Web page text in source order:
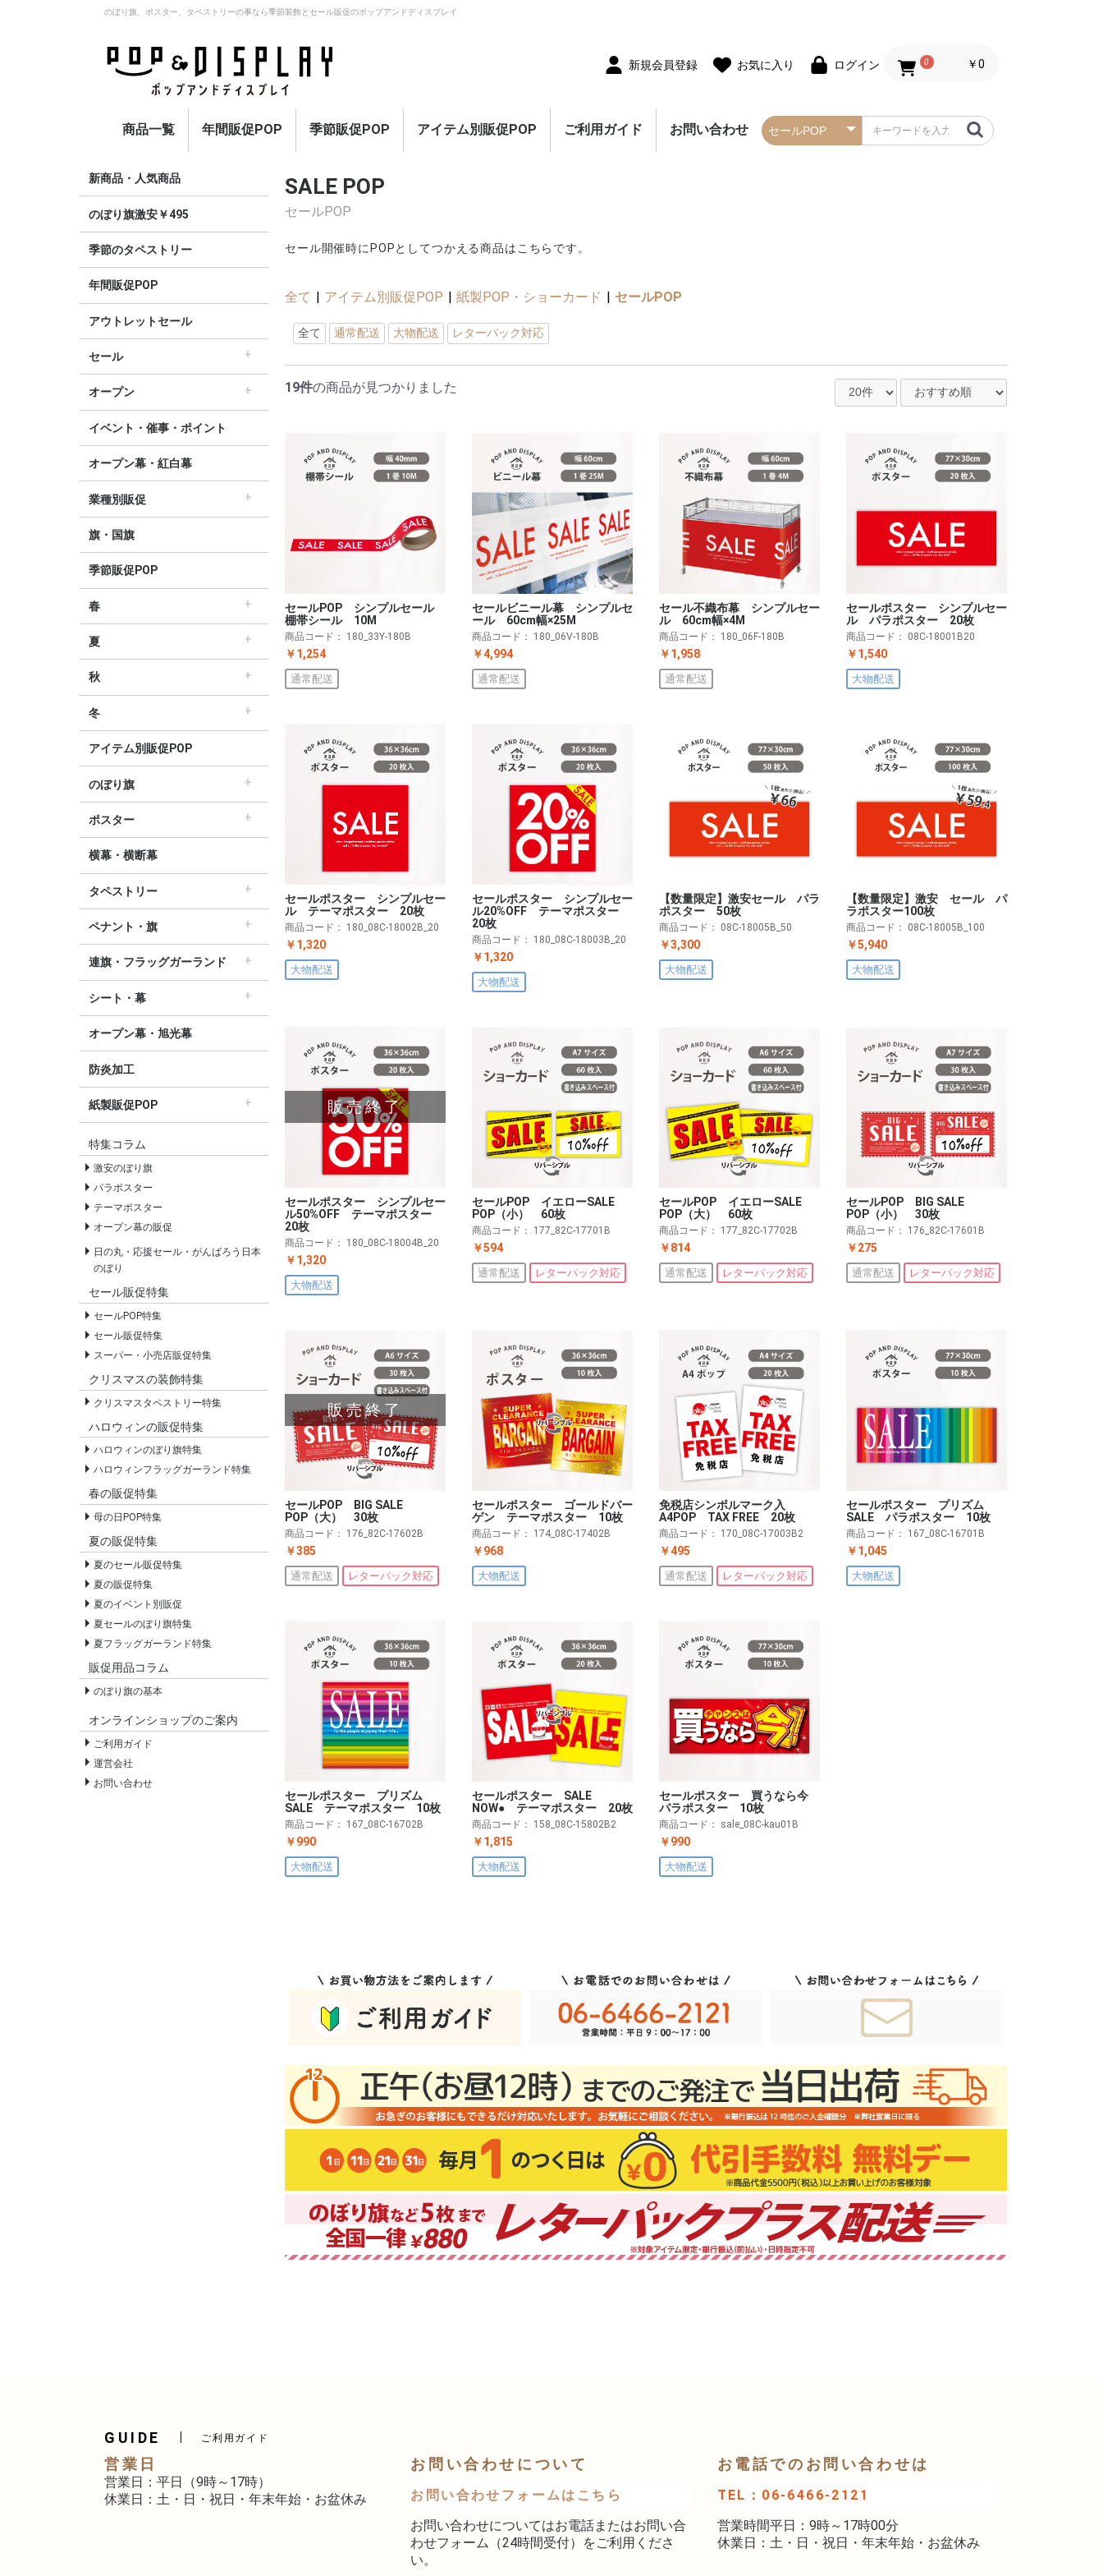
のぼり旗、ポスター、タペストリーの事なら季節装飾とセール販促のポップアンドディスプレイ
新規会員登録 お気に入り ログイン 0 ￥0
商品一覧 年間販促POP
ーズン販促
販促
季節販促POP アイテム別販促POP ご利用ガイド お問い合わせ
新商品・人気商品
のぼり旗激安￥495
季節のタペストリー
年間販促POP
アウトレットセール
セール
すべてのセール販促POP
セール・割引
∟セールのぼり旗
∟セールポスター
∟セールタペストリー
∟シンプルセール
∟プリズムセール
割引・値下げ・ＯＦＦ
創業祭・感謝祭・決算
閉店・売り尽くし
オープン
すべてのオープン販促POP
オープン・営業中
オープニングセール
リニューアルオープン
イベント・催事・ポイント
オープン幕・紅白幕
業種別販促
すべての業界別販促POP
レギュラー・オールシーズン販促
ホテル・宿泊販促
リサイクル・中古販売販促
ドラッグ薬局・薬局販促
理美容販促
飲食店販促
物販・小売店販促
不動産・車販促
旗・国旗
季節販促POP
春
すべての春の販促POP
春・スプリング
バレンタインデー・ホワイトデー
母の日・父の日
スプリングセール
夏
すべての夏の販促POP
夏・サマー
七夕
サマーセール
秋
すべての秋の販促POP
秋・オータム
ハロウィン
オータムセール
冬
すべての冬の販促POP
冬・ウィンター
クリスマス
歳末・お正月
ウィンターセール
アイテム別販促POP
のぼり旗
すべてののぼり旗
セールのぼり旗
レギュラーのぼり旗
ホテルのぼり旗
リサイクルのぼり旗
ドラッグ薬局のぼり旗
美容のぼり旗
物販のぼり旗
飲食のぼり旗
不動産・車のぼり旗
春のぼり旗
夏のぼり旗
秋のぼり旗
冬のぼり旗
ハロウィンのぼり旗
ポスター
すべてのポスター
パラポスター（横長）
テーマポスター（正方形）
変形ポスター
セールポスター
▽季節から選ぶ
∟春ポスター
∟夏ポスター
∟秋・ハロウィンポスター
∟冬・お正月・初売りポスター
∟クリスマスポスター
∟バレンタインポスター
横幕・横断幕
タペストリー
すべてのタペストリー
防炎加工タペストリー（90×180cm）
∟春タペストリー
∟夏タペストリー
∟秋・ハロウィンタペストリー
∟冬・クリスマスタペストリー
∟お正月タペストリー
∟バレンタインデータペストリー
60cm幅タペストリー
45cm幅タペストリー
ワイドタペストリー
ペナント・旗
すべてのペナント・旗
ペナント
ビッグペナント
連旗・フラッグガーランド
すべての連旗・フラッグ
連続ペナント
フラッグガーランド
ウェーブペナント他
シート・幕
すべてのシート・幕
シート・ワゴン幕
テーブルクロス
デコレーションリボン
オープン幕・旭光幕
防炎加工
紙製販促POP
すべての紙製販促POP
セールPOP
特集コラム
激安のぼり旗
パラポスター
テーマポスター
オープン幕の販促
日の丸・応援セール・がんばろう日本
のぼり
セール販促特集
セールPOP特集
セール販促特集
スーパー・小売店販促特集
クリスマスの装飾特集
クリスマスタペストリー特集
ハロウィンの販促特集
ハロウィンのぼり旗特集
ハロウィンフラッグガーランド特集
春の販促特集
母の日POP特集
夏の販促特集
夏のセール販促特集
夏の販促特集
夏のイベント別販促
夏セールのぼり旗特集
夏フラッグガーランド特集
販促用品コラム
のぼり旗の基本
オンラインショップのご案内
ご利用ガイド
運営会社
お問い合わせ
SALE POP
セールPOP
セール開催時にPOPとしてつかえる商品はこちらです。
全て | アイテム別販促POP | 紙製POP・ショーカード | セールPOP
全て 通常配送 大物配送 レターパック対応
19件の商品が見つかりました
セールPOP シンプルセール
棚帯シール 10M
商品コード： 180_33Y-180B
￥1,254
通常配送
セールビニール幕 シンプルセ
ール 60cm幅×25M
商品コード： 180_06V-180B
￥4,994
通常配送
セール不織布幕 シンプルセー
ル 60cm幅×4M
商品コード： 180_06F-180B
￥1,958
通常配送
セールポスター シンプルセー
ル パラポスター 20枚
商品コード： 08C-18001B20
￥1,540
大物配送
セールポスター シンプルセー
ル テーマポスター 20枚
商品コード： 180_08C-18002B_20
￥1,320
大物配送
セールポスター シンプルセー
ル20%OFF テーマポスター
20枚
商品コード： 180_08C-18003B_20
￥1,320
大物配送
【数量限定】激安セール パラ
ポスター 50枚
商品コード： 08C-18005B_50
￥3,300
大物配送
【数量限定】激安 セール パ
ラポスター100枚
商品コード： 08C-18005B_100
￥5,940
大物配送
販売終了
セールポスター シンプルセー
ル50%OFF テーマポスター
20枚
商品コード： 180_08C-18004B_20
￥1,320
大物配送
セールPOP イエローSALE
POP（小） 60枚
商品コード： 177_82C-17701B
￥594
通常配送 レターパック対応
セールPOP イエローSALE
POP（大） 60枚
商品コード： 177_82C-17702B
￥814
通常配送 レターパック対応
セールPOP BIG SALE
POP（小） 30枚
商品コード： 176_82C-17601B
￥275
通常配送 レターパック対応
販売終了
セールPOP BIG SALE
POP（大） 30枚
商品コード： 176_82C-17602B
￥385
通常配送 レターパック対応
セールポスター ゴールドバー
ゲン テーマポスター 10枚
商品コード： 174_08C-17402B
￥968
大物配送
免税店シンボルマーク入
A4POP TAX FREE 20枚
商品コード： 170_08C-17003B2
￥495
通常配送 レターパック対応
セールポスター プリズム
SALE パラポスター 10枚
商品コード： 167_08C-16701B
￥1,045
大物配送
セールポスター プリズム
SALE テーマポスター 10枚
商品コード： 167_08C-16702B
￥990
大物配送
セールポスター SALE
NOW● テーマポスター 20枚
商品コード： 158_08C-15802B2
￥1,815
大物配送
セールポスター 買うなら今
パラポスター 10枚
商品コード： sale_08C-kau01B
￥990
大物配送
GUIDE ご利用ガイド
営業日
営業日：平日（9時～17時）
休業日：土・日・祝日・年末年始・お盆休み
お問い合わせについて
お問い合わせフォームはこちら
お問い合わせについてはお電話またはお問い合
わせフォーム（24時間受付）をご利用くださ
い。
お電話でのお問い合わせは
TEL：06-6466-2121
営業時間平日：9時～17時00分
休業日：土・日・祝日・年末年始・お盆休み